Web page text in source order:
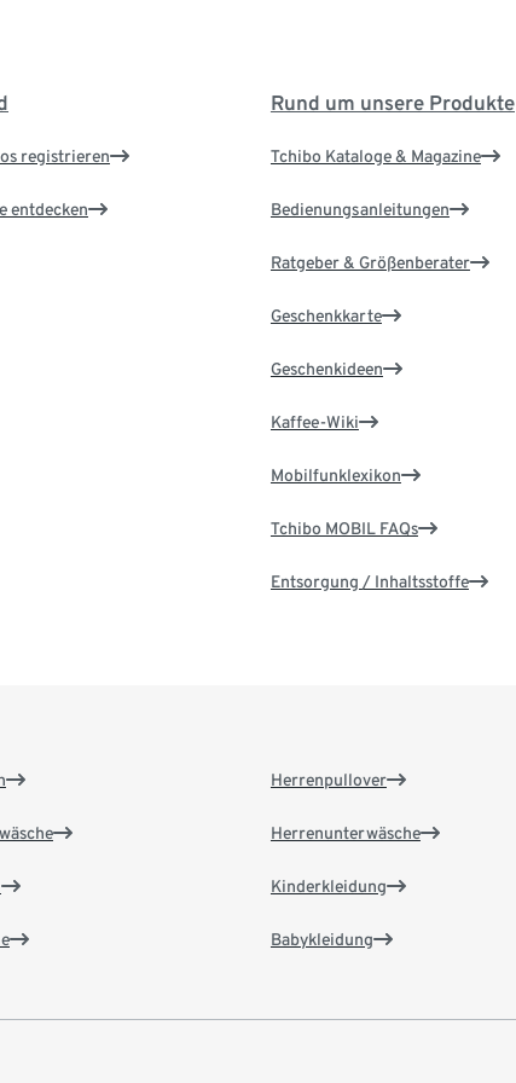
registrieren
entdecken
Rund um unsere Produkte
Tchibo Kataloge & Magazine
Bedienungsanleitungen
Ratgeber & Größenberater
Geschenkkarte
Geschenkideen
Kaffee-Wiki
Mobilfunklexikon
Tchibo MOBIL FAQs
Entsorgung / Inhaltsstoffe
Herrenpullover
Herrenunterwäsche
Kinderkleidung
Babykleidung